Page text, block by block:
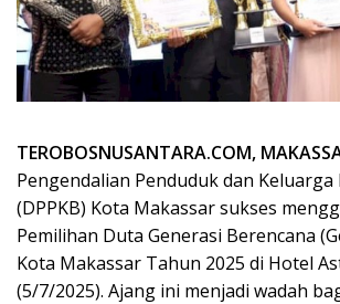
TEROBOSNUSANTARA.COM,
Pengendalian Penduduk dan Keluarga
(DPPKB) Kota Makassar sukses
Pemilihan Duta Generasi Berencana
Kota Makassar Tahun 2025 di Hotel
(5/7/2025). Ajang ini menjadi wadah